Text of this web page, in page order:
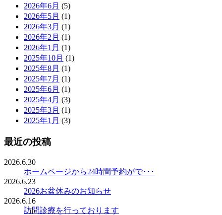
2026年6月 (5)
2026年5月 (1)
2026年3月 (1)
2026年2月 (1)
2026年1月 (1)
2025年10月 (1)
2025年8月 (1)
2025年7月 (1)
2025年6月 (1)
2025年4月 (3)
2025年3月 (1)
2025年1月 (3)
最近の投稿
2026.6.30
ホームページから24時間予約がで･･･
2026.6.23
2026お盆休みのお知らせ
2026.6.16
訪問診療を行っております